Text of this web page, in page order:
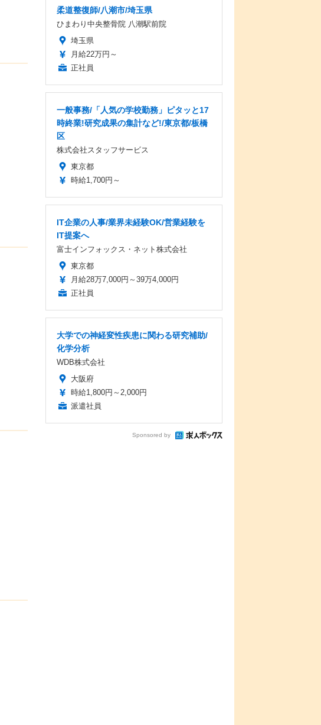
柔道整復師/八潮市/埼玉県
ひまわり中央整骨院 八潮駅前院
埼玉県
月給22万円～
正社員
一般事務/「人気の学校勤務」ピタッと17
時終業!研究成果の集計など!/東京都/板橋
区
株式会社スタッフサービス
東京都
時給1,700円～
IT企業の人事/業界未経験OK/営業経験を
IT提案へ
富士インフォックス・ネット株式会社
東京都
月給28万7,000円～39万4,000円
正社員
大学での神経変性疾患に関わる研究補助/
化学分析
WDB株式会社
大阪府
時給1,800円～2,000円
派遣社員
Sponsored by